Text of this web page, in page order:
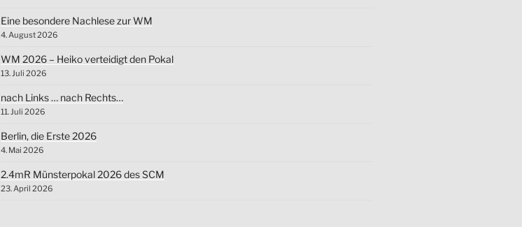
Eine besondere Nachlese zur WM
4. August 2026
WM 2026 – Heiko verteidigt den Pokal
13. Juli 2026
nach Links … nach Rechts…
11. Juli 2026
Berlin, die Erste 2026
4. Mai 2026
2.4mR Münsterpokal 2026 des SCM
23. April 2026